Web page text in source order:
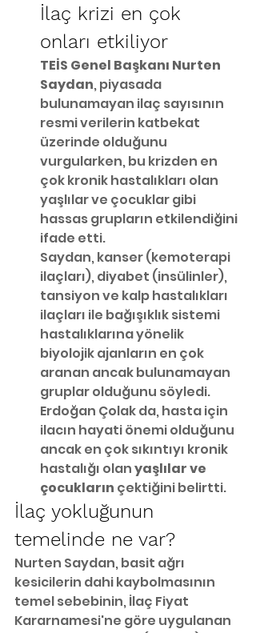
İlaç krizi en çok
onları etkiliyor
TEİS Genel Başkanı Nurten
Saydan, piyasada
bulunamayan ilaç sayısının
resmi verilerin katbekat
üzerinde olduğunu
vurgularken, bu krizden en
çok kronik hastalıkları olan
yaşlılar ve çocuklar gibi
hassas grupların etkilendiğini
ifade etti.
Saydan, kanser (kemoterapi
ilaçları), diyabet (insülinler),
tansiyon ve kalp hastalıkları
ilaçları ile bağışıklık sistemi
hastalıklarına yönelik
biyolojik ajanların en çok
aranan ancak bulunamayan
gruplar olduğunu söyledi.
Erdoğan Çolak da, hasta için
ilacın hayati önemi olduğunu
ancak en çok sıkıntıyı kronik
hastalığı olan yaşlılar ve
çocukların çektiğini belirtti.
İlaç yokluğunun
temelinde ne var?
Nurten Saydan, basit ağrı
kesicilerin dahi kaybolmasının
temel sebebinin, İlaç Fiyat
Kararnamesi'ne göre uygulanan